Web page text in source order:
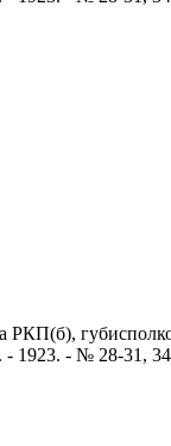
РКП(б),
- 1923. - № 28-31,